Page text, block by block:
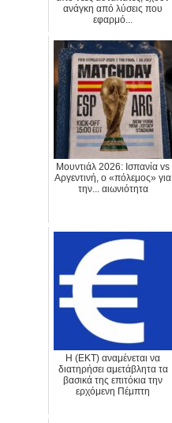
ανάγκη από λύσεις που
εφαρμό...
Μουντιάλ 2026: Ισπανία vs
Αργεντινή, ο «πόλεμος» για
την... αιωνιότητα
H (ΕΚΤ) αναμένεται να
διατηρήσει αμετάβλητα τα
βασικά της επιτόκια την
ερχόμενη Πέμπτη